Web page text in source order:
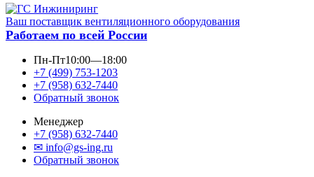
Ваш поставщик вентиляционного оборудования
Работаем по всей России
Пн-Пт10:00—18:00
+7 (499) 753-1203
+7 (958) 632-7440
Обратный звонок
Менеджер
+7 (958) 632-7440
✉ info@gs-ing.ru
Обратный звонок